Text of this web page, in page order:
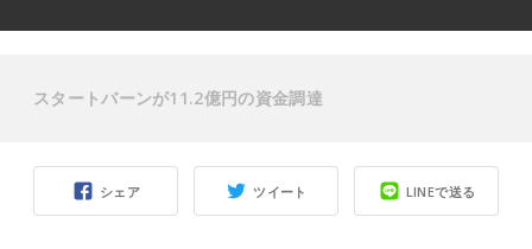
シェア ツイート LINEで送る
スタートバーンが11.2億円の資金調達